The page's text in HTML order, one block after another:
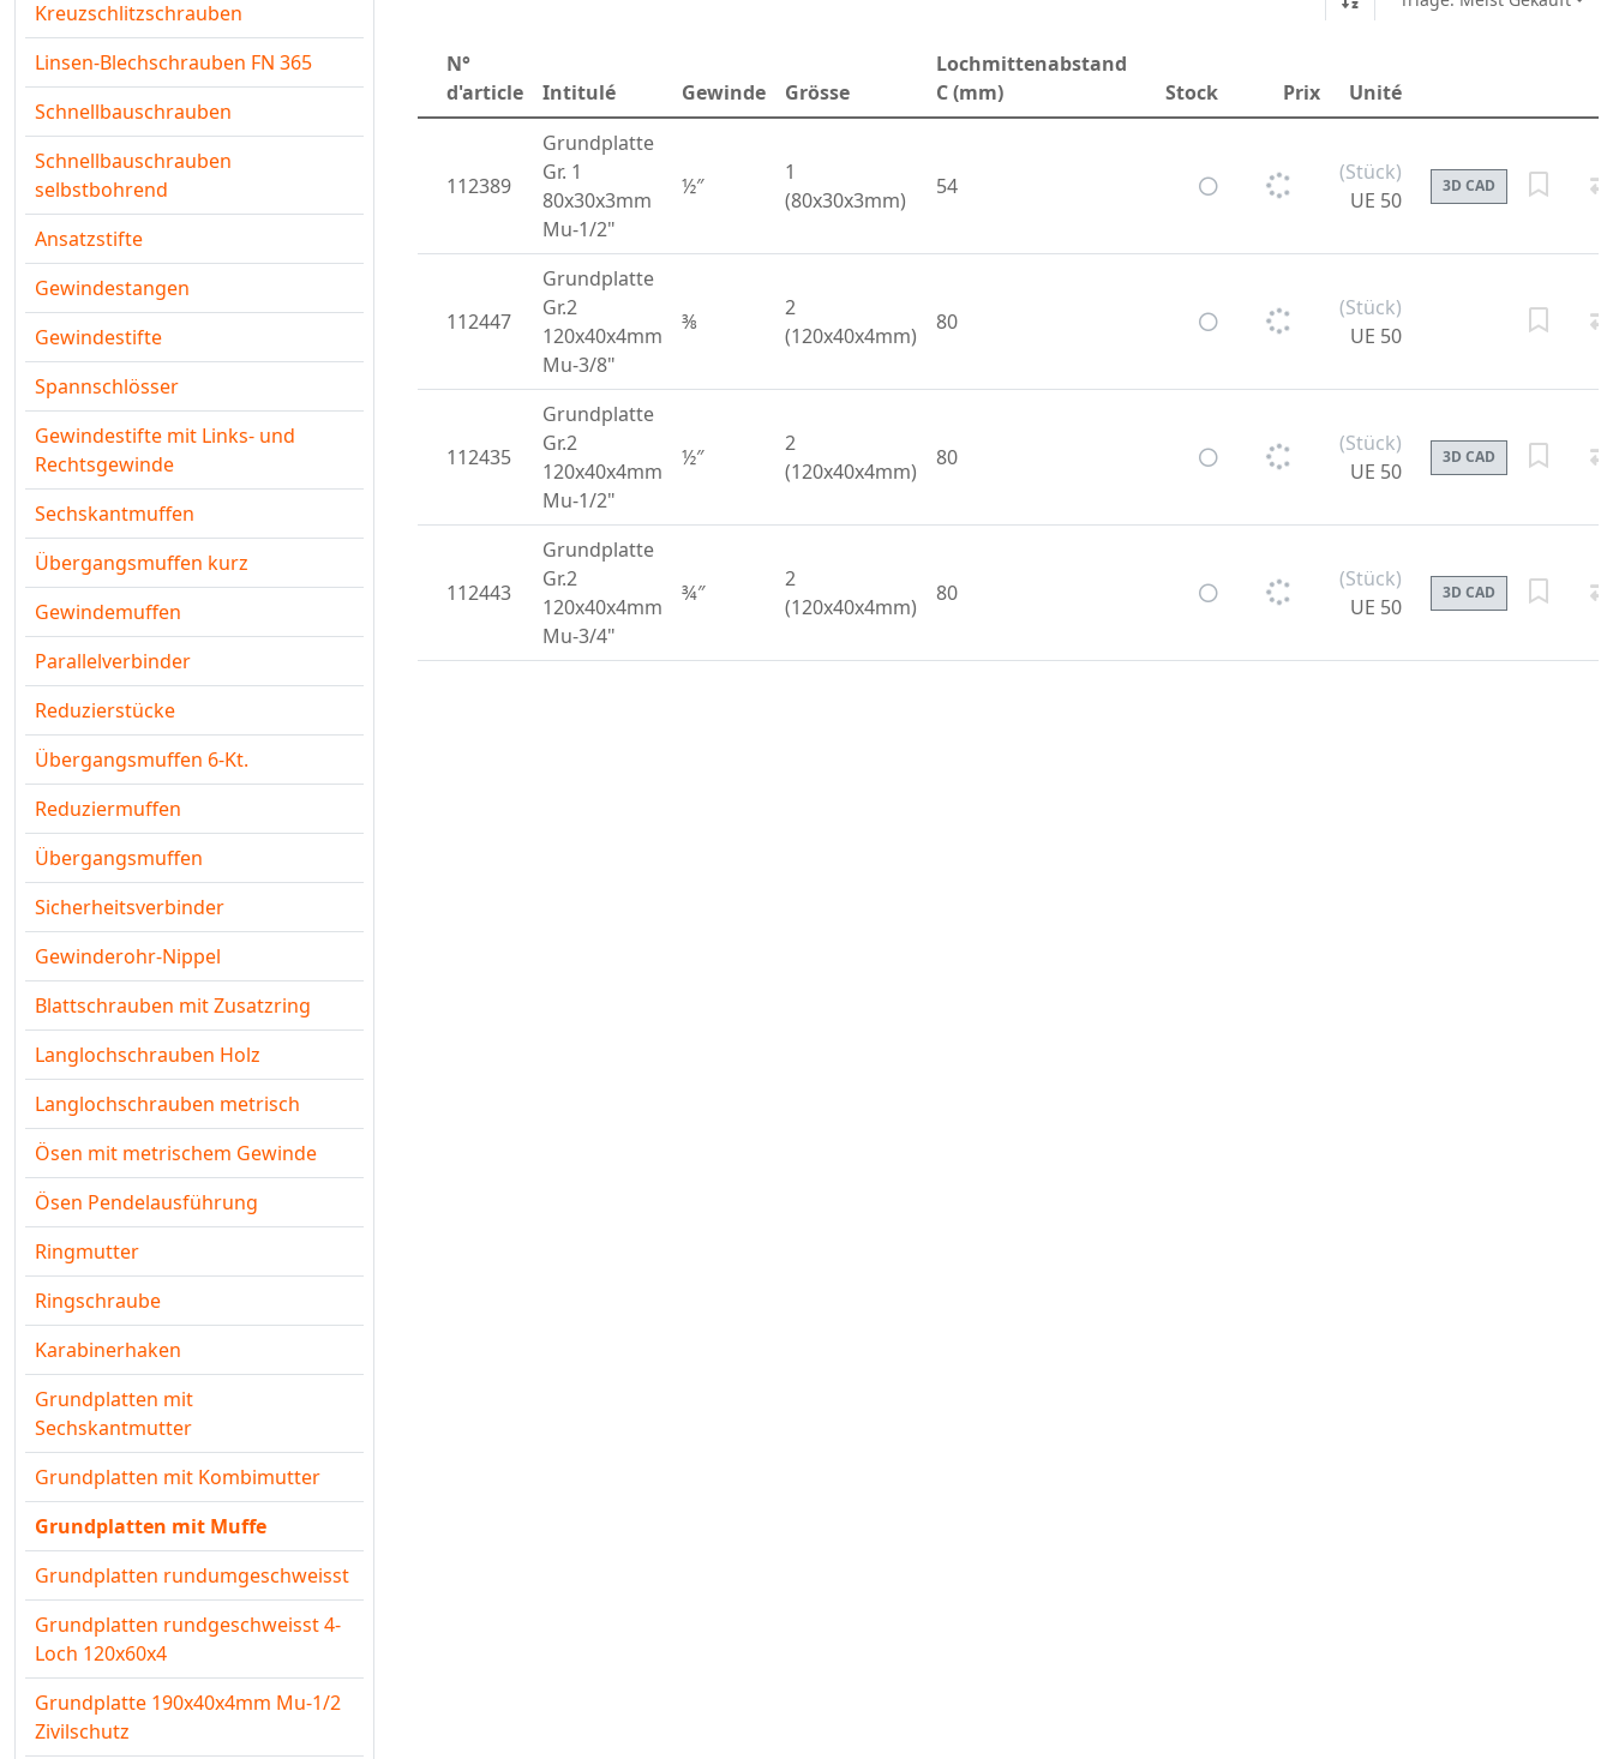
Kreuzschlitzschrauben
Linsen-Blechschrauben FN 365
Schnellbauschrauben
Schnellbauschrauben
selbstbohrend
Ansatzstifte
Gewindestangen
Gewindestifte
Spannschlösser
Gewindestifte mit Links- und
Rechtsgewinde
Sechskantmuffen
Übergangsmuffen kurz
Gewindemuffen
Parallelverbinder
Reduzierstücke
Übergangsmuffen 6-Kt.
Reduziermuffen
Übergangsmuffen
Sicherheitsverbinder
Gewinderohr-Nippel
Blattschrauben mit Zusatzring
Langlochschrauben Holz
Langlochschrauben metrisch
Ösen mit metrischem Gewinde
Ösen Pendelausführung
Ringmutter
Ringschraube
Karabinerhaken
Grundplatten mit
Sechskantmutter
Grundplatten mit Kombimutter
Grundplatten mit Muffe
Grundplatten rundumgeschweisst
Grundplatten rundgeschweisst 4-
Loch 120x60x4
Grundplatte 190x40x4mm Mu-1/2
Zivilschutz
N°
d'article
Intitulé Gewinde Grösse
Lochmittenabstand
C (mm)
Stock Prix Unité
112389
Grundplatte
Gr. 1
80x30x3mm
Mu-1/2"
½″
1
(80x30x3mm)
54
(Stück)
UE 50
3D CAD
112447
Grundplatte
Gr.2
120x40x4mm
Mu-3/8"
⅜
2
(120x40x4mm)
80
(Stück)
UE 50
112435
Grundplatte
Gr.2
120x40x4mm
Mu-1/2"
½″
2
(120x40x4mm)
80
(Stück)
UE 50
3D CAD
112443
Grundplatte
Gr.2
120x40x4mm
Mu-3/4"
¾″
2
(120x40x4mm)
80
(Stück)
UE 50
3D CAD